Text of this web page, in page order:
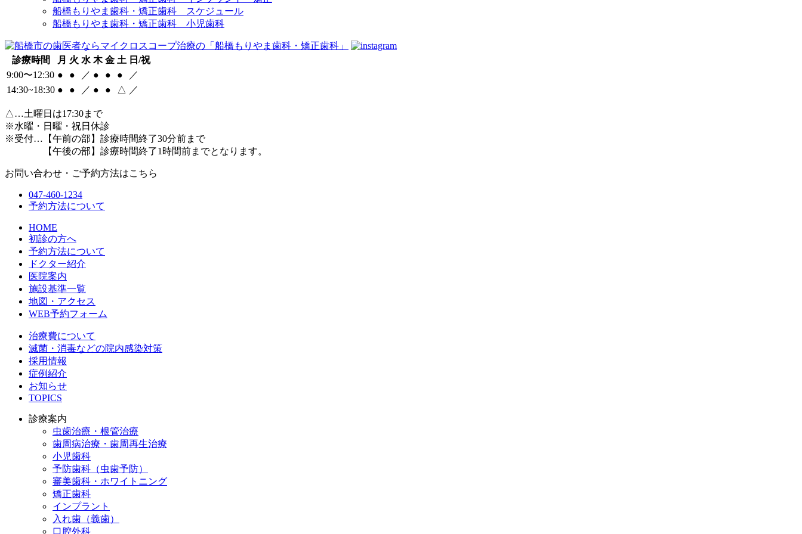
船橋もりやま歯科・矯正歯科 スケジュール
船橋もりやま歯科・矯正歯科 小児歯科
診療時間 月 火 水 木 金 土 日/祝
9:00〜12:30 ● ● ／ ● ● ●
／
14:30~18:30 ● ● ／ ● ● △ ／
△…土曜日は17:30まで
※水曜・日曜・祝日休診
※受付…【午前の部】診療時間終了30分前まで
【午後の部】診療時間終了1時間前までとなります。
お問い合わせ・ご予約方法はこちら
047-460-1234
予約方法について
HOME
初診の方へ
予約方法について
ドクター紹介
医院案内
施設基準一覧
地図・アクセス
WEB予約フォーム
治療費について
滅菌・消毒などの院内感染対策
採用情報
症例紹介
お知らせ
TOPICS
診療案内
虫歯治療・根管治療
歯周病治療・歯周再生治療
小児歯科
予防歯科（虫歯予防）
審美歯科・ホワイトニング
矯正歯科
インプラント
入れ歯（義歯）
口腔外科